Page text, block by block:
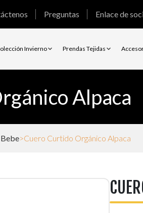
Preguntas Enlace de
Invierno Prendas Tejidas
Alpaca
Cuero Curtido Orgánico Alpaca